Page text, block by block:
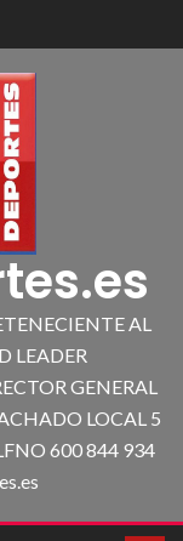
AL
LEADER
GENERAL
LOCAL 5
600 844 934